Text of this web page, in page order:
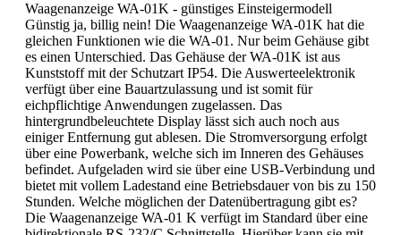
Waagenanzeige WA-01K - günstiges Einsteigermodell
Günstig ja, billig nein! Die Waagenanzeige WA-01K hat die
gleichen Funktionen wie die WA-01. Nur beim Gehäuse gibt
es einen Unterschied. Das Gehäuse der WA-01K ist aus
Kunststoff mit der Schutzart IP54. Die Auswerteelektronik
verfügt über eine Bauartzulassung und ist somit für
eichpflichtige Anwendungen zugelassen. Das
hintergrundbeleuchtete Display lässt sich auch noch aus
einiger Entfernung gut ablesen. Die Stromversorgung erfolgt
über eine Powerbank, welche sich im Inneren des Gehäuses
befindet. Aufgeladen wird sie über eine USB-Verbindung und
bietet mit vollem Ladestand eine Betriebsdauer von bis zu 150
Stunden. Welche möglichen der Datenübertragung gibt es?
Die Waagenanzeige WA-01 K verfügt im Standard über eine